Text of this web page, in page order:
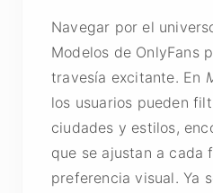
Navegar por el
Modelos de OnlyFans
travesía excitante. En
los usuarios pueden
ciudades y estilos,
que se ajustan a cada
preferencia visual. Ya